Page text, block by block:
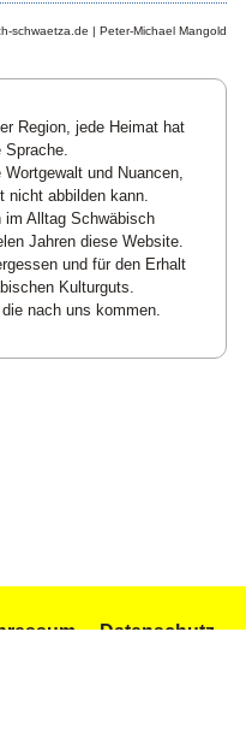
schwaetza.de | Peter-Michael Mangold
Region, jede Heimat hat
und Nuancen,
nicht abbilden kann.
im Alltag Schwäbisch
Jahren diese Website.
und für den Erhalt
Kulturguts.
nach uns kommen.
Datenschutz